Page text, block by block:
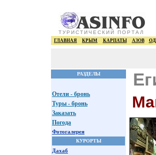
ТУРИСТИЧЕСКИЙ ПОРТАЛ
ГЛАВНАЯ КРЫМ КАРПАТЫ АЗОВ
РАЗДЕЛЫ
Отели - бронь
Туры - бронь
Заказать
Погода
Фотогалерея
КУРОРТЫ
Дахаб